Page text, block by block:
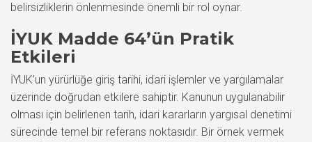
belirsizliklerin önlenmesinde önemli bir rol oynar.
İYUK Madde 64’ün Pratik
Etkileri
İYUK’un yürürlüğe giriş tarihi, idari işlemler ve yargılamalar
üzerinde doğrudan etkilere sahiptir. Kanunun uygulanabilir
olması için belirlenen tarih, idari kararların yargısal denetimi
sürecinde temel bir referans noktasıdır. Bir örnek vermek